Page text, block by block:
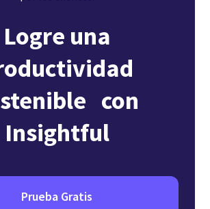
Logre una
con
Insightful
Prueba Gratis